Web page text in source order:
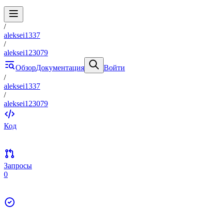
/
aleksei1337
/
aleksei123079
ОбзорДокументация
Войти
/
aleksei1337
/
aleksei123079
Код
Запросы
0